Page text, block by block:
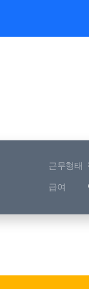
근무형태
급여